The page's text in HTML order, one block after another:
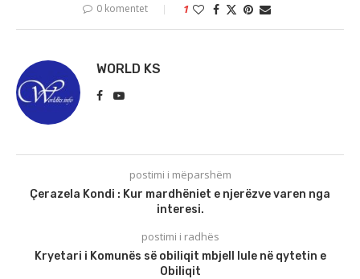
0 komentet 1
WORLD KS
postimi i mëparshëm
Çerazela Kondi : Kur mardhëniet e njerëzve varen nga
interesi.
postimi i radhës
Kryetari i Komunës së obiliqit mbjell lule në qytetin e
Obiliqit